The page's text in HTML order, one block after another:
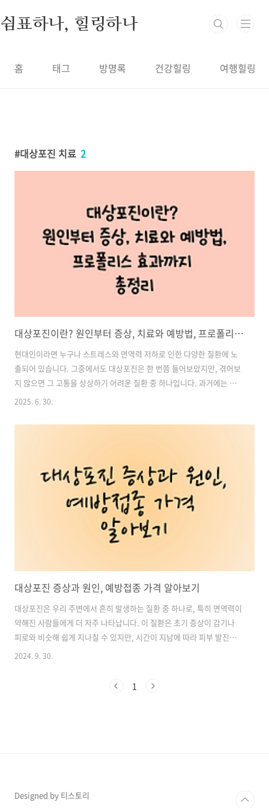
쉼표하나, 힐링하나
홈 태그 방명록 건강힐링 여행힐링
대상포진 치료 2
대상포진이란? 원인부터 증상, 치료와 예방법, 프로폴리스 효과까지 총정리
현대인이라면 누구나 스트레스와 면역력 저하로 인한 다양한 질환에 노
출되어 있습니다. 그중에서도 대상포진은 한 번쯤 들어보았지만, 겪어보
지 않으면 그 고통을 상상하기 어려운 질환 중 하나입니다. 과거에는 중
장년층 이상에서 주로 나타났지만, 최근에는 20~30대 젊은 층에서도 환
인부터 주요 증상, 치료법, 예방법, 그리고 프로폴리스와 같은 자연 유래
시기 바랍니다. 목차1. 대상포진이란? 2. 대상포진의 주요 원인 3. 대상
포진의 주요 증상 4. 대상포진 치료 방법 5. 대상포진 예방 방법 6. 프로
2025. 6. 30.
대상포진 증상과 원인, 예방접종 가격 알아보기
대상포진은 우리 주변에서 흔히 발생하는 질환 중 하나로, 특히 면역력이
약해진 사람들에게 더 자주 나타납니다. 이 질환은 초기 증상이 감기나
피로와 비슷해 쉽게 지나칠 수 있지만, 시간이 지남에 따라 피부 발진과
함께 극심한 통증을 유발할 수 있어 조기 발견과 예방이 중요합니다. 이
까지 자세히 알아보겠습니다. 건강한 삶을 유지하기 위해 어떤 점에 주의
2024. 9. 30.
1
Designed by 티스토리